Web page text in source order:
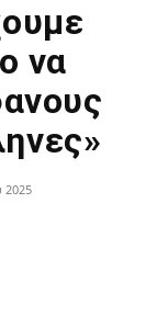
να
2025